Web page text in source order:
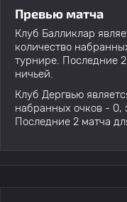
Превью матча
Клуб Балликлар
количество
турнире. Последние
ничьей.
Клуб Дергвью
набранных очков - 0,
Последние 2 матча